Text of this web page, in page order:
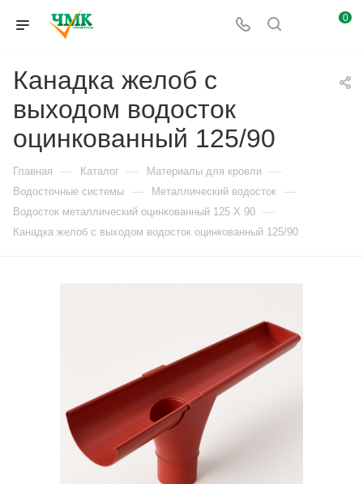
0
Канадка желоб с
выходом водосток
оцинкованный 125/90
Главная — Каталог — Материалы для кровли —
Водосточные системы — Металлический водосток —
Водосток металлический оцинкованный 125 X 90 —
Канадка желоб с выходом водосток оцинкованный 125/90